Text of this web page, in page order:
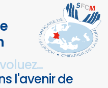
l'avenir de